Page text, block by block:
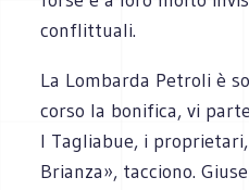
conflittuali.
La Lombarda Petroli è
corso la bonifica, vi
I Tagliabue, i
Brianza», tacciono.